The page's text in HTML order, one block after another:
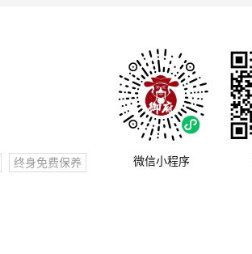
终身免费保养 微信小程序